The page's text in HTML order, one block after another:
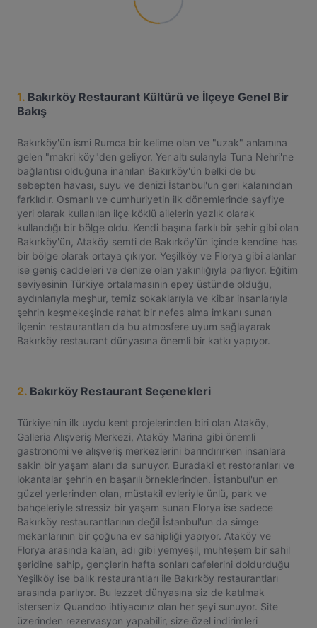
1. Bakırköy Restaurant Kültürü ve İlçeye Genel Bir
Bakış
Bakırköy'ün ismi Rumca bir kelime olan ve "uzak" anlamına
gelen "makri köy"den geliyor. Yer altı sularıyla Tuna Nehri'ne
bağlantısı olduğuna inanılan Bakırköy'ün belki de bu
sebepten havası, suyu ve denizi İstanbul'un geri kalanından
farklıdır. Osmanlı ve cumhuriyetin ilk dönemlerinde sayfiye
yeri olarak kullanılan ilçe köklü ailelerin yazlık olarak
kullandığı bir bölge oldu. Kendi başına farklı bir şehir gibi olan
Bakırköy'ün, Ataköy semti de Bakırköy'ün içinde kendine has
bir bölge olarak ortaya çıkıyor. Yeşilköy ve Florya gibi alanlar
ise geniş caddeleri ve denize olan yakınlığıyla parlıyor. Eğitim
seviyesinin Türkiye ortalamasının epey üstünde olduğu,
aydınlarıyla meşhur, temiz sokaklarıyla ve kibar insanlarıyla
şehrin keşmekeşinde rahat bir nefes alma imkanı sunan
ilçenin restaurantları da bu atmosfere uyum sağlayarak
Bakırköy restaurant dünyasına önemli bir katkı yapıyor.
2. Bakırköy Restaurant Seçenekleri
Türkiye'nin ilk uydu kent projelerinden biri olan Ataköy,
Galleria Alışveriş Merkezi, Ataköy Marina gibi önemli
gastronomi ve alışveriş merkezlerini barındırırken insanlara
sakin bir yaşam alanı da sunuyor. Buradaki et restoranları ve
lokantalar şehrin en başarılı örneklerinden. İstanbul'un en
güzel yerlerinden olan, müstakil evleriyle ünlü, park ve
bahçeleriyle stressiz bir yaşam sunan Florya ise sadece
Bakırköy restaurantlarının değil İstanbul'un da simge
mekanlarının bir çoğuna ev sahipliği yapıyor. Ataköy ve
Florya arasında kalan, adı gibi yemyeşil, muhteşem bir sahil
şeridine sahip, gençlerin hafta sonları cafelerini doldurduğu
Yeşilköy ise balık restaurantları ile Bakırköy restaurantları
arasında parlıyor. Bu lezzet dünyasına siz de katılmak
isterseniz Quandoo ihtiyacınız olan her şeyi sunuyor. Site
üzerinden rezervasyon yapabilir, size özel indirimleri